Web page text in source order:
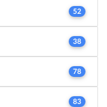
52
38
78
83